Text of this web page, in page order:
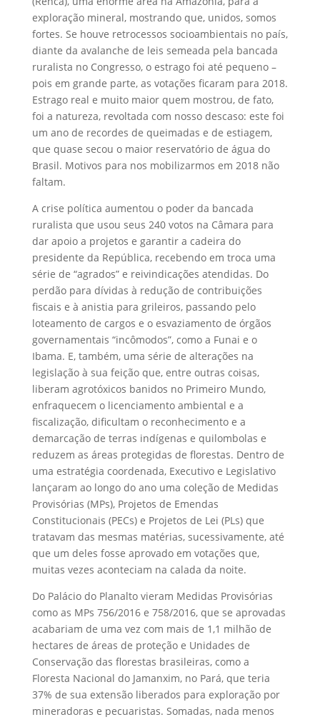
exploração mineral, mostrando que, unidos, somos
fortes. Se houve retrocessos socioambientais no país,
diante da avalanche de leis semeada pela bancada
ruralista no Congresso, o estrago foi até pequeno –
pois em grande parte, as votações ficaram para 2018.
Estrago real e muito maior quem mostrou, de fato,
foi a natureza, revoltada com nosso descaso: este foi
um ano de recordes de queimadas e de estiagem,
que quase secou o maior reservatório de água do
Brasil. Motivos para nos mobilizarmos em 2018 não
faltam.
A crise política aumentou o poder da bancada
ruralista que usou seus 240 votos na Câmara para
dar apoio a projetos e garantir a cadeira do
presidente da República, recebendo em troca uma
série de “agrados” e reivindicações atendidas. Do
perdão para dívidas à redução de contribuições
fiscais e à anistia para grileiros, passando pelo
loteamento de cargos e o esvaziamento de órgãos
governamentais “incômodos”, como a Funai e o
Ibama. E, também, uma série de alterações na
legislação à sua feição que, entre outras coisas,
liberam agrotóxicos banidos no Primeiro Mundo,
enfraquecem o licenciamento ambiental e a
fiscalização, dificultam o reconhecimento e a
demarcação de terras indígenas e quilombolas e
reduzem as áreas protegidas de florestas. Dentro de
uma estratégia coordenada, Executivo e Legislativo
lançaram ao longo do ano uma coleção de Medidas
Provisórias (MPs), Projetos de Emendas
Constitucionais (PECs) e Projetos de Lei (PLs) que
tratavam das mesmas matérias, sucessivamente, até
que um deles fosse aprovado em votações que,
muitas vezes aconteciam na calada da noite.
Do Palácio do Planalto vieram Medidas Provisórias
como as MPs 756/2016 e 758/2016, que se aprovadas
acabariam de uma vez com mais de 1,1 milhão de
hectares de áreas de proteção e Unidades de
Conservação das florestas brasileiras, como a
Floresta Nacional do Jamanxim, no Pará, que teria
37% de sua extensão liberados para exploração por
mineradoras e pecuaristas. Somadas, nada menos